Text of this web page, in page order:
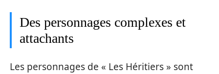
Des personnages complexes et
attachants
Les personnages de « Les Héritiers » sont